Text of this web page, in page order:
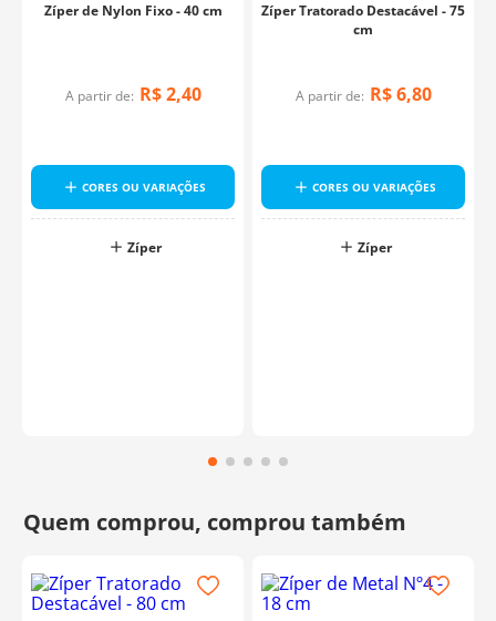
Zíper de Nylon Fixo - 40 cm
A partir de: R$ 2,40
CORES OU VARIAÇÕES
Zíper
Zíper Tratorado Destacável - 75
cm
A partir de: R$ 6,80
CORES OU VARIAÇÕES
Zíper